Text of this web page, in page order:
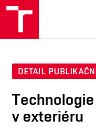
DETAIL
v exteriéru